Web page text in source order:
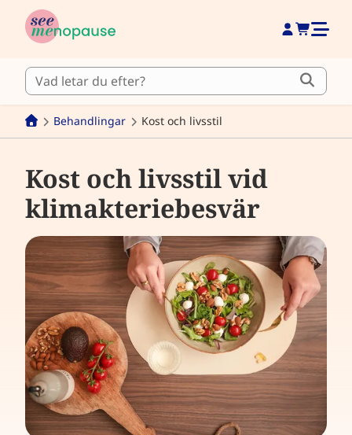
Behandlingar Kost och livsstil
Kost och livsstil vid
klimakteriebesvär